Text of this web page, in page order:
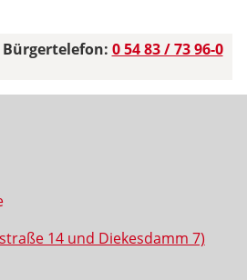
0 54 83 / 73 96-0
14 und Diekesdamm 7)